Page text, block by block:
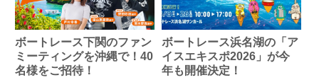
ボートレース下関のファン
ミーティングを沖縄で！40
名様をご招待！
ボートレース浜名湖の「ア
イスエキスポ2026」が今
年も開催決定！